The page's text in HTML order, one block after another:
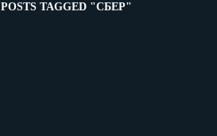
POSTS TAGGED "СБЕР"